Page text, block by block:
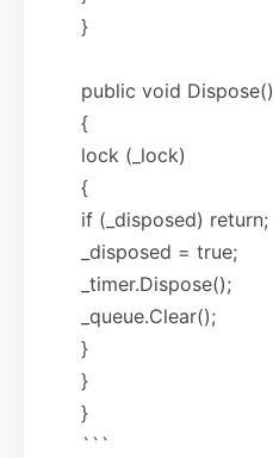
}
public void Dispose()
{
lock (_lock)
{
if (_disposed) return;
_disposed = true;
_timer.Dispose();
_queue.Clear();
}
}
}
```